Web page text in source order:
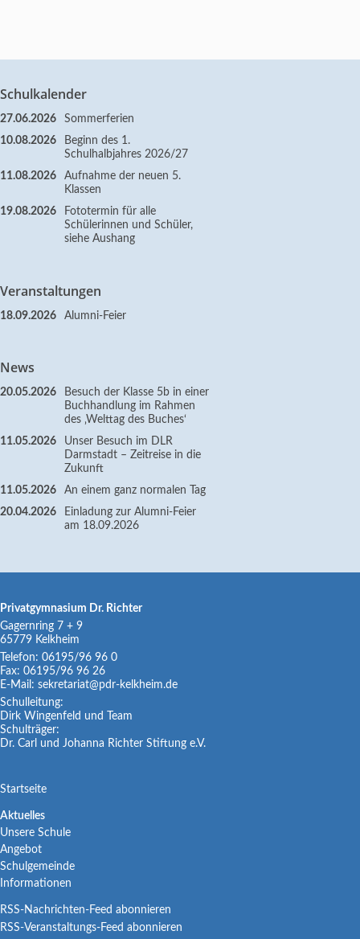
Schulkalender
27.06.2026
Sommerferien
10.08.2026
Beginn des 1.
Schulhalbjahres 2026/27
11.08.2026
Aufnahme der neuen 5.
Klassen
19.08.2026
Fototermin für alle
Schülerinnen und Schüler,
siehe Aushang
Veranstaltungen
18.09.2026 Alumni-Feier
News
20.05.2026
Besuch der Klasse 5b in einer
Buchhandlung im Rahmen
des ‚Welttag des Buches‘
11.05.2026
Unser Besuch im DLR
Darmstadt – Zeitreise in die
Zukunft
11.05.2026
An einem ganz normalen Tag
20.04.2026
Einladung zur Alumni-Feier
am 18.09.2026
Privatgymnasium Dr. Richter
Gagernring 7 + 9
65779 Kelkheim
Telefon: 06195/96 96 0
Fax: 06195/96 96 26
E-Mail: sekretariat@pdr-kelkheim.de
Schulleitung:
Dirk Wingenfeld und Team
Schulträger:
Dr. Carl und Johanna Richter Stiftung e.V.
Navigation
Startseite
Navigation
überspringen
Aktuelles
Unsere Schule
Angebot
Schulgemeinde
Informationen
RSS-Nachrichten-Feed abonnieren
RSS-Veranstaltungs-Feed abonnieren